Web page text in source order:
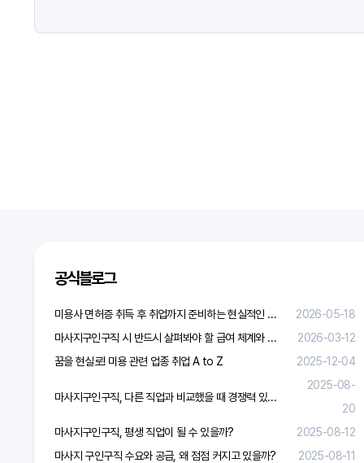
공식블로그
미용사 면허증 취득 후 취업까지 준비하는 현실적인 방법
2026-05-18
마사지구인구직 시 반드시 살펴봐야 할 급여 체계와 합리적 보상 가이드
2026-03-12
꿈을 현실로! 미용 관련 업종 취업 A to Z
2025-12-04
마사지구인구직, 다른 직업과 비교했을 때 경쟁력 있을까?
2025-08-
20
마사지구인구직, 평생 직업이 될 수 있을까?
2025-08-12
마사지 구인구직 수요와 공급, 왜 점점 커지고 있을까?
2025-08-11